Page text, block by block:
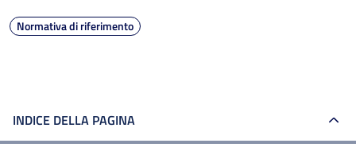
Normativa di riferimento
INDICE DELLA PAGINA